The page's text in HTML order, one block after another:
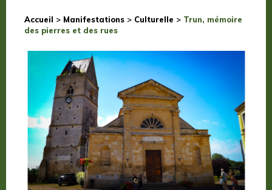
Accueil > Manifestations > Culturelle > Trun, mémoire
des pierres et des rues